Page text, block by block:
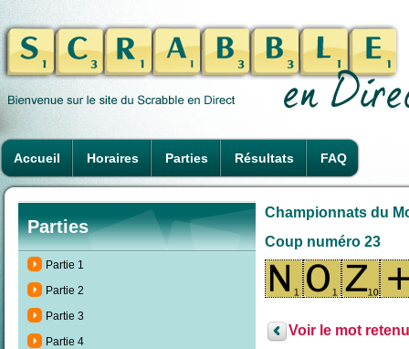
Accueil Horaires Parties Résultats FAQ
Parties
Partie 1
Partie 2
Partie 3
Partie 4
Championnats du
Coup numéro 23
Voir le mot